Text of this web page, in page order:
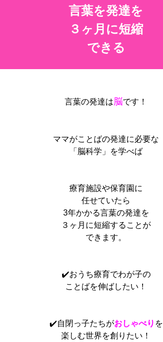
言葉を発達を
３ヶ月に短縮
できる
言葉の発達は脳です！
ママがことばの発達に必要な
「脳科学」を学べば
療育施設や保育園に
任せていたら
3年かかる言葉の発達を
３ヶ月に短縮することが
できます。
✔️おうち療育でわが子の
ことばを伸ばしたい！
✔️自閉っ子たちがおしゃべり を
楽しむ世界を創りたい！